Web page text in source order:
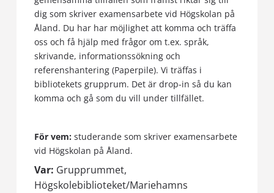
dig som skriver examensarbete vid Högskolan på
Åland. Du har har möjlighet att komma och träffa
oss och få hjälp med frågor om t.ex. språk,
skrivande, informationssökning och
referenshantering (Paperpile). Vi träffas i
bibliotekets grupprum. Det är drop-in så du kan
komma och gå som du vill under tillfället.
För vem:studerande som skriver examensarbete
vid Högskolan på Åland.
Var: Grupprummet,
Högskolebiblioteket/Mariehamns